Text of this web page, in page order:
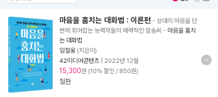
마음을 훔치는 대화법 : 이론편 - 상대의 마음을 단
번에 휘어잡는 능력자들의 매력적인 말솜씨 - 마음을 훔치
는 대화법
임철웅 (지은이)
42미디어콘텐츠
2022년 12월
15,300원 (10% 할인 / 850원)
절판